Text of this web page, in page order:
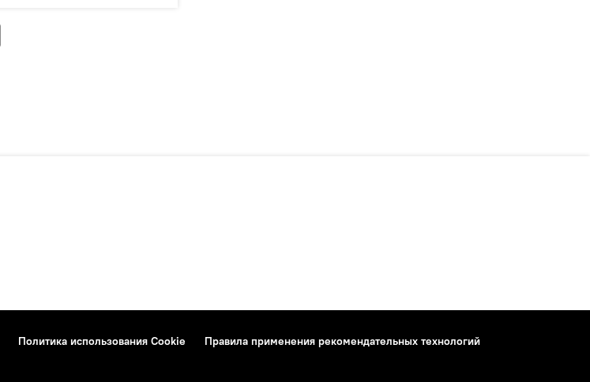
Политика использования Cookie
Правила применения рекомендательных технологий